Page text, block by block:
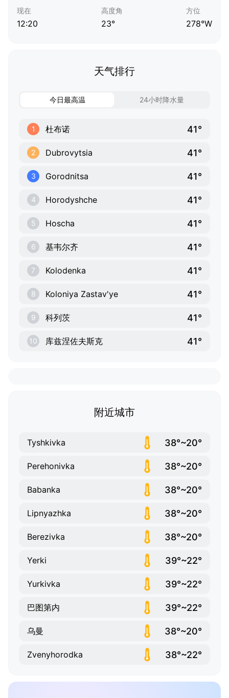
现在
12:20
高度角
23°
方位
278°W
天气排行
今日最高温 24小时降水量
1 杜布诺 41°
2 Dubrovytsia 41°
3 Gorodnitsa 41°
4 Horodyshche 41°
5 Hoscha 41°
6 基韦尔齐 41°
7 Kolodenka 41°
8 Koloniya Zastav'ye 41°
9 科列茨 41°
10 库兹涅佐夫斯克 41°
附近城市
Tyshkivka 38°~20°
Perehonivka 38°~20°
Babanka 38°~20°
Lipnyazhka 38°~20°
Berezivka 38°~20°
Yerki 39°~22°
Yurkivka 39°~22°
巴图第内 39°~22°
乌曼 38°~20°
Zvenyhorodka 38°~22°